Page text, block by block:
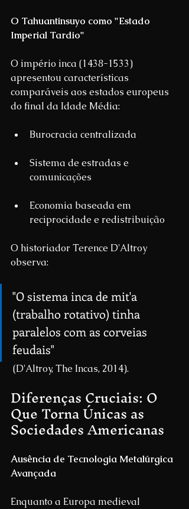
O Tahuantinsuyo como "Estado
Imperial Tardio"
O império inca (1438-1533)
apresentou características
comparáveis aos estados europeus
do final da Idade Média:
Burocracia centralizada
Sistema de estradas e
comunicações
Economia baseada em
reciprocidade e redistribuição
O historiador Terence D'Altroy
observa:
"O sistema inca de mit'a
(trabalho rotativo) tinha
paralelos com as corveias
feudais"
(D'Altroy, The Incas, 2014).
Diferenças Cruciais: O
Que Torna Únicas as
Sociedades Americanas
Ausência de Tecnologia Metalúrgica
Avançada
Enquanto a Europa medieval